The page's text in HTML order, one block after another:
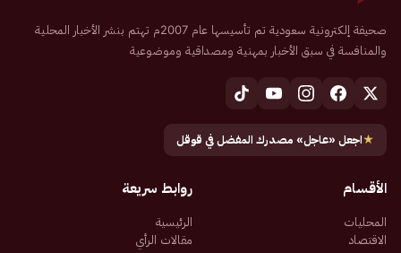
صحيفة إلكترونية سعودية تم تأسيسها عام 2007م تهتم بنشر الأخبار المحلية
والمنافسة في سبق الأخبار بمهنية ومصداقية وموضوعية
★اجعل «عاجل» مصدرك المفضل في قوقل
الأقسام
المحليات
الاقتصاد
روابط سريعة
الرئيسية
مقالات الرأي